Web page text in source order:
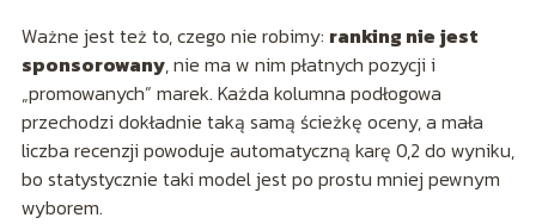
Ważne jest też to, czego nie robimy: ranking nie jest
sponsorowany, nie ma w nim płatnych pozycji i
„promowanych” marek. Każda kolumna podłogowa
przechodzi dokładnie taką samą ścieżkę oceny, a mała
liczba recenzji powoduje automatyczną karę 0,2 do wyniku,
bo statystycznie taki model jest po prostu mniej pewnym
wyborem.